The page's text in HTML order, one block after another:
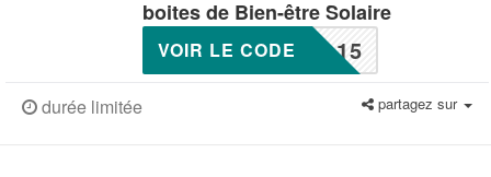
boites de Bien-être Solaire
L15
VOIR LE CODE
durée limitée partagez sur